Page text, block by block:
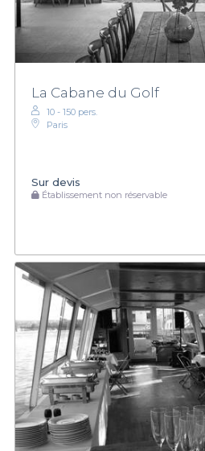
La Cabane du Golf
10 - 150 pers.
Paris
Sur devis
Établissement non réservable